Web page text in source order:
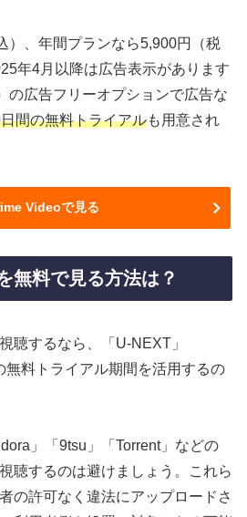
）、年間プランなら5,900円（税
年4月以降は広告表示があります
の広告フリーオプションで広告な
間の無料トライアルも用意され
Videoで見る
無料で見る方法は？
聴するなら、「U-NEXT」
無料トライアル期間を活用するの
」「9tsu」「Torrent」などの
聴するのは避けましょう。これら
の許可なく違法にアップロードさ